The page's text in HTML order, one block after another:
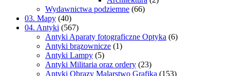
Wydawnictwa podziemne (66)
03. Mapy (40)
04. Antyki (567)
Antyki Aparaty fotograficzne Optyka (6)
Antyki brązownicze (1)
Antyki Lampy (5)
Antyki Militaria oraz ordery (23)
Antyki Obrazy Malarstwo Grafika (153)